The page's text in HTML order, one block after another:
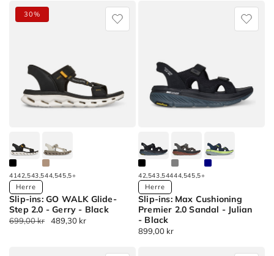
Sort
Å
Sort
by
A
Sort
by
Pris:
Lav
til
ins:
Glide-
Sandal
-
Salvoe
-
Killian
Available
Colors
Slip-
4142,543,544,545,5+
Herre
Slip-ins: GO WALK Glide-
Step 2.0 - Gerry - Black
Normalpris
699,00 kr
Udsalgspris489,30 kr
30%
Available
Colors
Slip-
42,543,54444,545,5+
Herre
Slip-ins: Max Cushioning
Premier 2.0 Sandal - Julian
- Black
Normalpris
899,00 kr